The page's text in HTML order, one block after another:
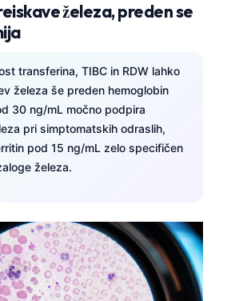
železa, preden se
transferina, TIBC in RDW lahko
železa še preden hemoglobin
30 ng/mL močno podpira
pri simptomatskih odraslih,
pod 15 ng/mL zelo specifičen
železa.